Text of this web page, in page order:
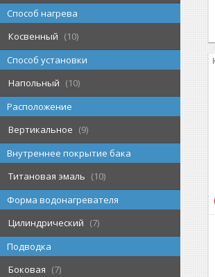
Способ нагрева
Косвенный
10
Способ установки
Напольный
10
Расположение
Вертикальное
9
Внутреннее покрытие бака
Титановая эмаль
10
Форма водонагревателя
Цилиндрический
7
Подводка
Боковая
7